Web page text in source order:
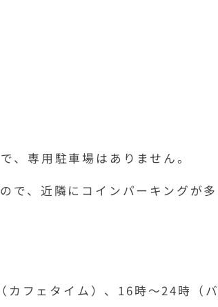
、専用駐車場はありません。
で、近隣にコインパーキングが多
フェタイム）、16時〜24時（バ